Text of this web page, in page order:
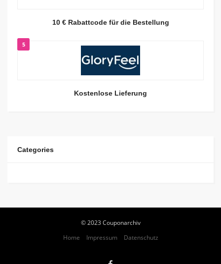
10 € Rabattcode für die Bestellung
5
Kostenlose Lieferung
Categories
© 2023 Couponarchiv
Home
Impressum Datenschutz